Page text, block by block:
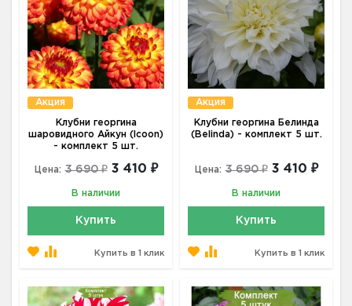
Акция
Клубни георгина
шаровидного Айкун (Icoon)
- комплект 5 шт.
Цена: 3 690 ₽ 3 410 ₽
В наличии
Купить
Купить в 1 клик
Акция
Клубни георгина Белинда
(Belinda) - комплект 5 шт.
Цена: 3 690 ₽ 3 410 ₽
В наличии
Купить
Купить в 1 клик